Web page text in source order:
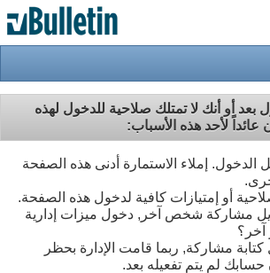
أو أنك لا تمتلك صلاحية للدخول لهذه
عائداً لأحد هذه الأسباب:
الدخول. إملاء الاستمارة أدنى هذه الصفحة
أو إمتيازات كافية لدخول هذه الصفحة.
مشاركة شخص آخر, دخول ميزات إدارية
آخر؟
كتابة مشاركة, ربما قامت الإدارة بحظر
لم يتم تفعيله بعد.